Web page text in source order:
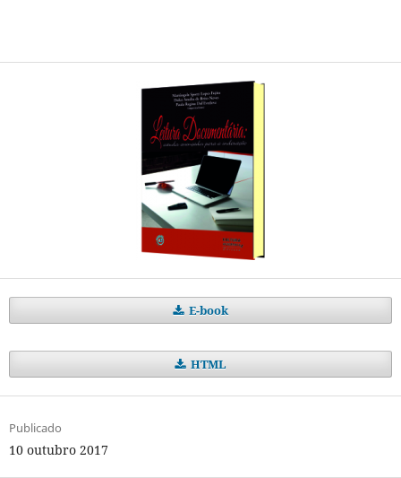
E-book
HTML
Publicado
10 outubro 2017